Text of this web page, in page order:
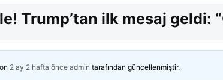
Trump’tan ilk mesaj geldi:
2 ay 2 hafta önce admin tarafından güncellenmiştir.